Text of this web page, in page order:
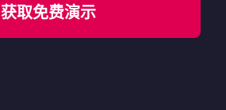
获取免费演示